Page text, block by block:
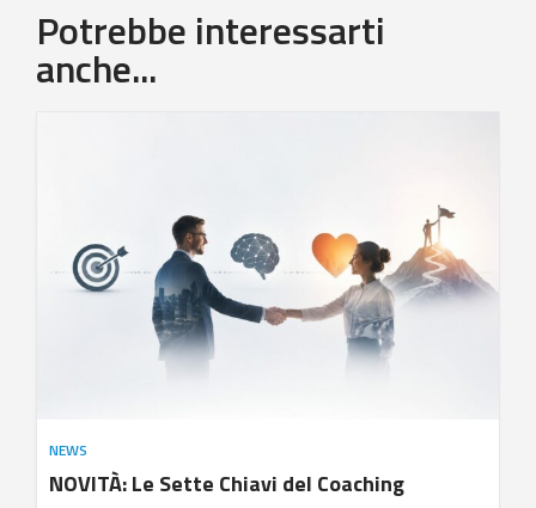
Potrebbe interessarti
anche...
NEWS
NOVITÀ: Le Sette Chiavi del Coaching